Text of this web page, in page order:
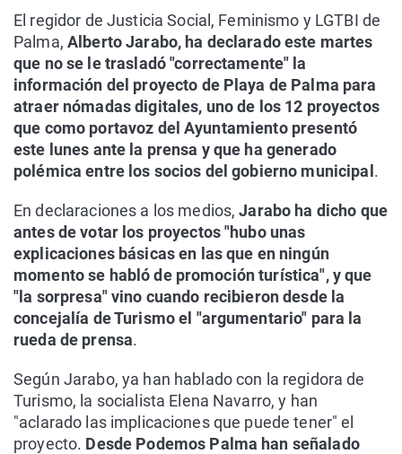
El regidor de Justicia Social, Feminismo y LGTBI de
Palma, Alberto Jarabo, ha declarado este martes
que no se le trasladó "correctamente" la
información del proyecto de Playa de Palma para
atraer nómadas digitales, uno de los 12 proyectos
que como portavoz del Ayuntamiento presentó
este lunes ante la prensa y que ha generado
polémica entre los socios del gobierno municipal .
En declaraciones a los medios,Jarabo ha dicho que
antes de votar los proyectos "hubo unas
explicaciones básicas en las que en ningún
momento se habló de promoción turística", y que
"la sorpresa" vino cuando recibieron desde la
concejalía de Turismo el "argumentario" para la
rueda de prensa.
Según Jarabo, ya han hablado con la regidora de
Turismo, la socialista Elena Navarro, y han
"aclarado las implicaciones que puede tener" el
proyecto. Desde Podemos Palma han señalado